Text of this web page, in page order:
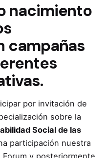
nacimiento
campañas
por invitación de
sobre la
Social de las
participación nuestra